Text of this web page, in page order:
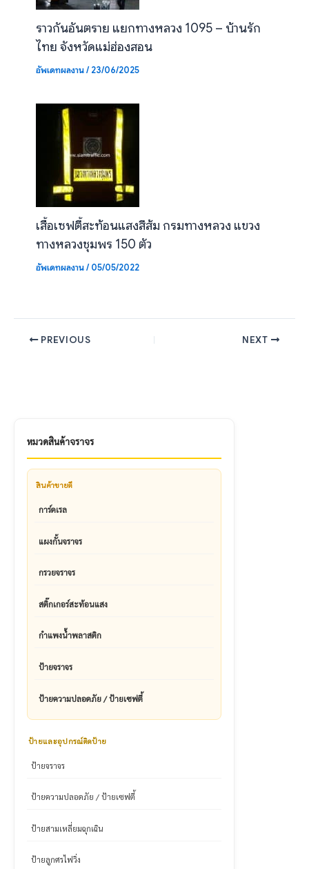
หมวดสินค้าจราจร
สินค้าขายดี
การ์ดเรล
แผงกั้นจราจร
กรวยจราจร
สติ๊กเกอร์สะท้อนแสง
กำแพงน้ำพลาสติก
ป้ายจราจร
ป้ายความปลอดภัย / ป้ายเซฟตี้
ป้ายและอุปกรณ์ติดป้าย
ป้ายจราจร
ป้ายความปลอดภัย / ป้ายเซฟตี้
ป้ายสามเหลี่ยมฉุกเฉิน
ป้ายลูกศรไฟวิ่ง
ราวกันอันตราย แยกทางหลวง 1095 – บ้านรัก
ไทย จังหวัดแม่ฮ่องสอน
อัพเดทผลงาน/23/06/2025
เสื้อเซฟตี้สะท้อนแสงสีส้ม กรมทางหลวง แขวง
ทางหลวงชุมพร 150 ตัว
อัพเดทผลงาน/05/05/2022
PREVIOUS NEXT